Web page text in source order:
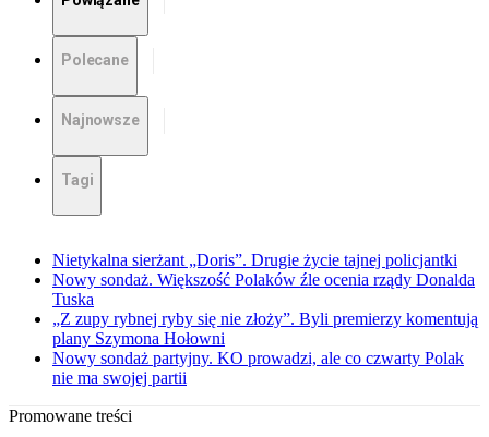
Polecane
Najnowsze
Tagi
Nietykalna sierżant „Doris”. Drugie życie tajnej policjantki
Nowy sondaż. Większość Polaków źle ocenia rządy Donalda
Tuska
„Z zupy rybnej ryby się nie złoży”. Byli premierzy komentują
plany Szymona Hołowni
Nowy sondaż partyjny. KO prowadzi, ale co czwarty Polak
nie ma swojej partii
Promowane treści